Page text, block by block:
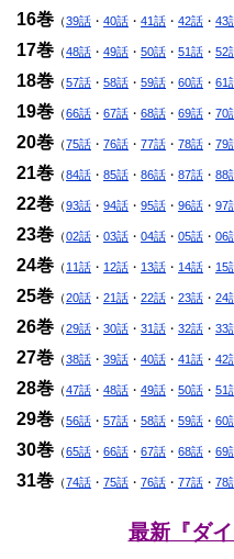
16巻 （39話 ・ 40話 ・ 41話 ・ 42話 ・ 43
17巻 （48話 ・ 49話 ・ 50話 ・ 51話 ・ 52
18巻 （57話 ・ 58話 ・ 59話 ・ 60話 ・ 61
19巻 （66話 ・ 67話 ・ 68話 ・ 69話 ・ 70
20巻 （75話 ・ 76話 ・ 77話 ・ 78話 ・ 79
21巻 （84話 ・ 85話 ・ 86話 ・ 87話 ・ 88
22巻 （93話 ・ 94話 ・ 95話 ・ 96話 ・ 97
23巻 （02話 ・ 03話 ・ 04話 ・ 05話 ・ 06
24巻 （11話 ・ 12話 ・ 13話 ・ 14話 ・ 15
25巻 （20話 ・ 21話 ・ 22話 ・ 23話 ・ 24
26巻 （29話 ・ 30話 ・ 31話 ・ 32話 ・ 33
27巻 （38話 ・ 39話 ・ 40話 ・ 41話 ・ 42
28巻 （47話 ・ 48話 ・ 49話 ・ 50話 ・ 51
29巻 （56話 ・ 57話 ・ 58話 ・ 59話 ・ 60
30巻 （65話 ・ 66話 ・ 67話 ・ 68話 ・ 69
31巻 （74話 ・ 75話 ・ 76話 ・ 77話 ・ 78
最新『ダ